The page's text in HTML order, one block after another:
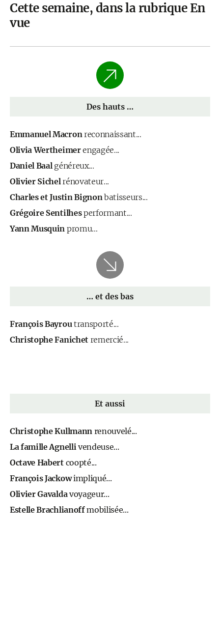
Cette semaine, dans la rubrique En
vue
Des hauts …
Emmanuel Macronreconnaissant...
Olivia Wertheimerengagée...
Daniel Baalgénéreux...
Olivier Sichelrénovateur...
Charles et Justin Bignonbatisseurs...
Grégoire Sentilhesperformant...
Yann Musquin promu...
… et des bas
François Bayroutransporté...
Christophe Fanichetremercié...
Et aussi
Christophe Kullmannrenouvelé...
La famille Agnellivendeuse...
Octave Habertcoopté...
François Jackowimpliqué...
Olivier Gavaldavoyageur...
Estelle Brachlianoffmobilisée...